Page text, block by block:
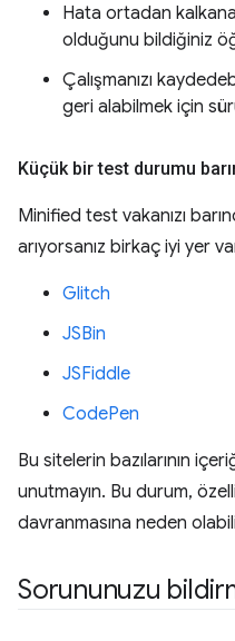
Hata ortadan
olduğunu bildiğiniz
Çalışmanızı
geri alabilmek için
Küçük bir test durumu
Minified test vakanızı
arıyorsanız birkaç iyi yer
Glitch
JSBin
JSFiddle
CodePen
Bu sitelerin bazılarının
unutmayın. Bu durum,
davranmasına neden
Sorununuzu